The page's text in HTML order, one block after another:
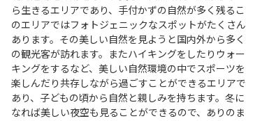
ら生きるエリアであり、手付かずの自然が多く残るこ
のエリアではフォトジェニックなスポットがたくさん
あります。その美しい自然を見ようと国内外から多く
の観光客が訪れます。またハイキングをしたりウォー
キングをするなど、美しい自然環境の中でスポーツを
楽しんだり共存しながら過ごすことができるエリアで
あり、子どもの頃から自然と親しみを持ちます。冬に
なれば美しい夜空も見ることができるので、ありのま